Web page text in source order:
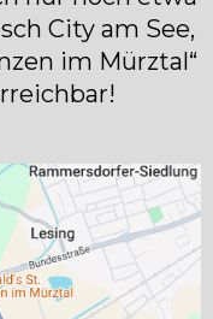
City am See,
im Mürztal“